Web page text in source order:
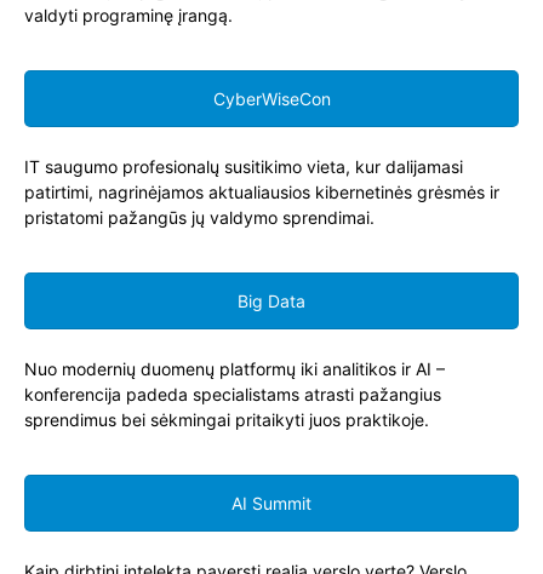
valdyti programinę įrangą.
CyberWiseCon
IT saugumo profesionalų susitikimo vieta, kur dalijamasi
patirtimi, nagrinėjamos aktualiausios kibernetinės grėsmės ir
pristatomi pažangūs jų valdymo sprendimai.
Big Data
Nuo modernių duomenų platformų iki analitikos ir AI –
konferencija padeda specialistams atrasti pažangius
sprendimus bei sėkmingai pritaikyti juos praktikoje.
AI Summit